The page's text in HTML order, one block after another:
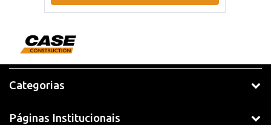
Categorias
Páginas Institucionais